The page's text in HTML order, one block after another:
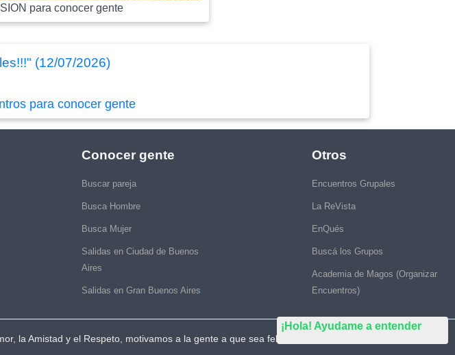
¡Hola! Ayudame a entender
para conocer gente
(12/07/2026)
para conocer gente
Conocer gente
Buscar pareja
Busca Hombre
Busca Mujer
Salidas en Ciudad de Buenos
Aires
Salidas en Gran Buenos Aires
Otros
Encuentros Grupales
La ReVista
EnQués
Buscá los Grupos
Academia de Magos (Organizar
Encuentros)
la Amistad y el Respeto, motivamos a la gente a que sea feliz."